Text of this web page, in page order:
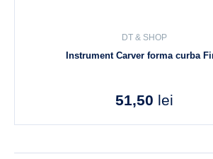
DT & SHOP
Instrument Carver forma curba
51,50 lei